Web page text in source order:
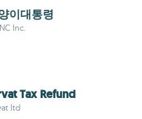
이대통령
Inc.
Tax Refund
ltd